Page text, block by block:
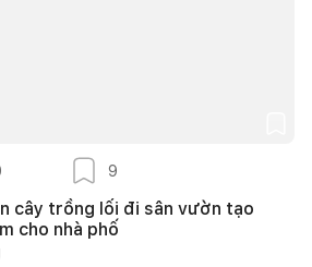
9
cây trồng lối đi sân vườn tạo
cho nhà phố